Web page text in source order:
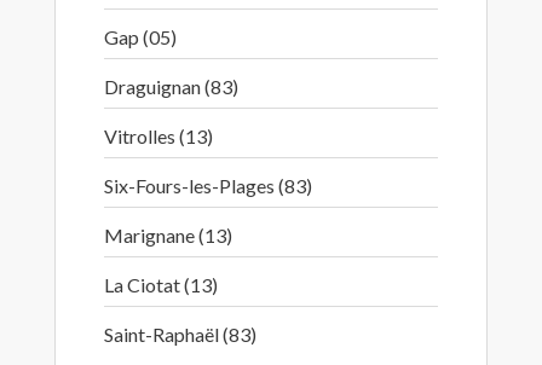
Gap (05)
Draguignan (83)
Vitrolles (13)
Six-Fours-les-Plages (83)
Marignane (13)
La Ciotat (13)
Saint-Raphaël (83)